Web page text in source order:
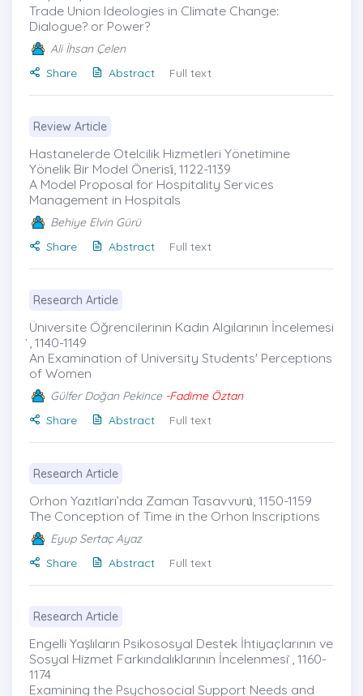
Trade Union Ideologies in Climate Change:
Dialogue? or Power?
Ali İhsan Çelen
Share
Abstract Full text
Review Article
Hastanelerde Otelcilik Hizmetleri Yönetimine
Yönelik Bir Model Önerisi̇, 1122-1139
A Model Proposal for Hospitality Services
Management in Hospitals
Behiye Elvin Gürü
Share
Abstract Full text
Research Article
Üniversite Öğrencilerinin Kadın Algılarının İncelemesi
̇, 1140-1149
An Examination of University Students' Perceptions
of Women
Gülfer Doğan Pekince -Fadime Öztan
Share
Abstract Full text
Research Article
Orhon Yazıtları’nda Zaman Tasavvuru̇, 1150-1159
The Conception of Time in the Orhon Inscriptions
Eyup Sertaç Ayaz
Share
Abstract Full text
Research Article
Engelli Yaşlıların Psikososyal Destek İhtiyaçlarının ve
Sosyal Hizmet Farkındalıklarının İncelenmesi ̇, 1160-
1174
Examining the Psychosocial Support Needs and